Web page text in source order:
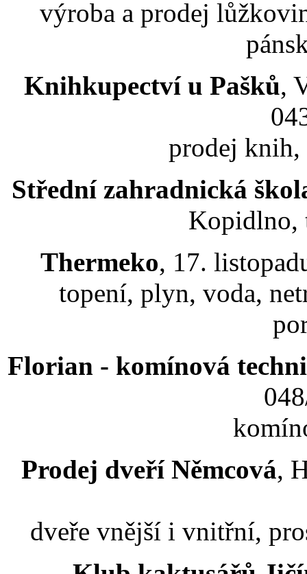
výroba a prodej
Knihkupectví u Pašků,
prodej knih,
Střední zahradnická
Kopidlno,
Thermeko, 17.
topení, plyn, voda,
Florian - komínová
Prodej dveří Němcová,
dveře vnější i vnitřní,